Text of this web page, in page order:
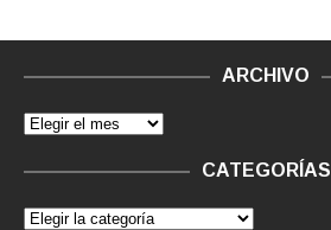
ARCHIVO
CATEGORÍAS